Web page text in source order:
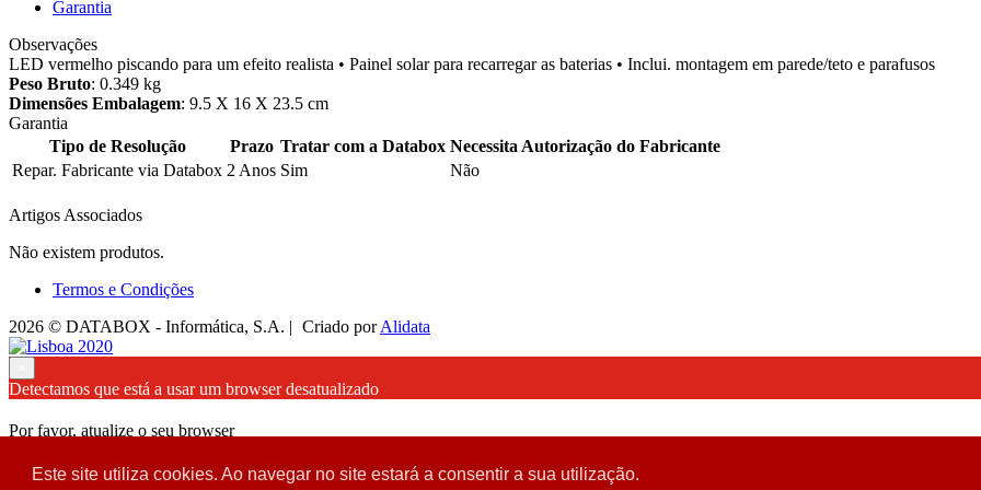
Este site utiliza cookies. Ao navegar no site estará a consentir a sua utilização.
Garantia
Observações
LED vermelho piscando para um efeito realista • Painel solar para recarregar as baterias • Inclui. montagem em parede/teto e parafusos
Peso Bruto: 0.349 kg
Dimensões Embalagem: 9.5 X 16 X 23.5 cm
Garantia
Tipo de Resolução
Prazo Tratar com a Databox Necessita Autorização do Fabricante
Repar. Fabricante via Databox 2 Anos Sim Não
Artigos Associados
Não existem produtos.
Termos e Condições
2026 © DATABOX - Informática, S.A. | Criado porAlidata
Detectamos que está a usar um browser desatualizado
Por favor, atualize o seu browser